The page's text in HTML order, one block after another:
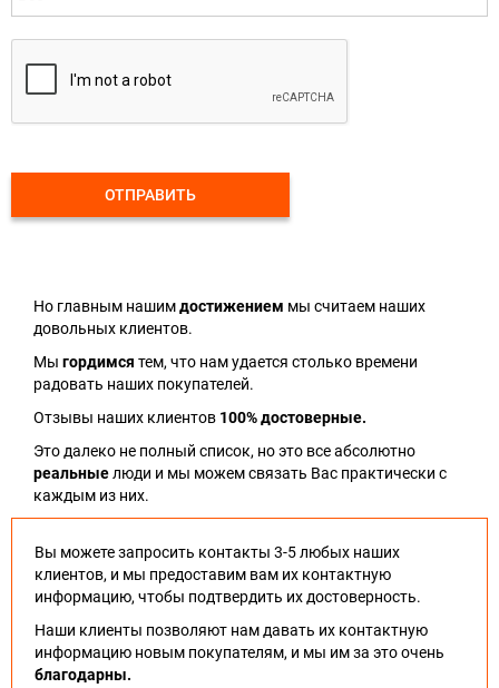
ОТПРАВИТЬ
Но главным нашимдостижением мы считаем наших
довольных клиентов.
Мы гордимся тем, что нам удается столько времени
радовать наших покупателей.
Отзывы наших клиентов 100% достоверные.
Это далеко не полный список, но это все абсолютно
реальныелюди и мы можем связать Вас практически с
каждым из них.
Вы можете запросить контакты 3-5 любых наших
клиентов, и мы предоставим вам их контактную
информацию, чтобы подтвердить их достоверность.
Наши клиенты позволяют нам давать их контактную
информацию новым покупателям, и мы им за это очень
благодарны.